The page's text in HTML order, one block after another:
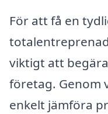
För att få en
viktigt att
företag. Genom
enkelt jämföra